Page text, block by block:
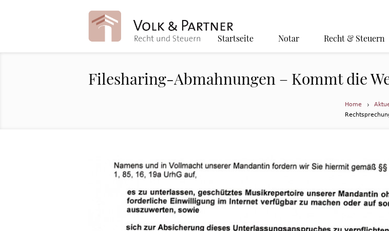
Startseite Notar Recht & Steuern
Filesharing-Abmahnungen – Kommt die
Home